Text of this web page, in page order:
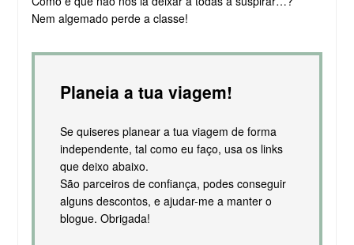
Nem algemado perde a classe!
Planeia a tua viagem!
Se quiseres planear a tua viagem de forma
independente, tal como eu faço, usa os links
que deixo abaixo.
São parceiros de confiança, podes conseguir
alguns descontos, e ajudar-me a manter o
blogue. Obrigada!